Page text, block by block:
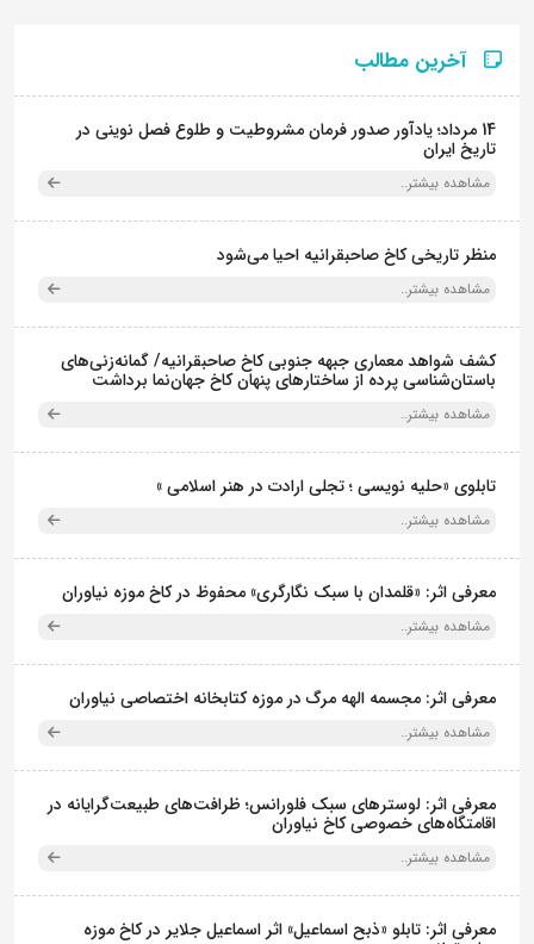
آخرین مطالب
14 مرداد؛ یادآور صدور فرمان مشروطیت و طلوع فصل نوینی در
تاریخ ایران
مشاهده بیشتر..
منظر تاریخی کاخ صاحبقرانیه احیا می‌شود
مشاهده بیشتر..
کشف شواهد معماری جبهه جنوبی کاخ صاحبقرانیه/ گمانه‌زنی‌های
باستان‌شناسی پرده از ساختارهای پنهان کاخ جهان‌نما برداشت
مشاهده بیشتر..
تابلوی «حلیه نویسی ؛ تجلی ارادت در هنر اسلامی »
مشاهده بیشتر..
معرفی اثر: «قلمدان با سبک نگارگری» محفوظ در کاخ موزه نیاوران
مشاهده بیشتر..
معرفی اثر: مجسمه الهه مرگ در موزه کتابخانه اختصاصی نیاوران
مشاهده بیشتر..
معرفی اثر: لوسترهای سبک فلورانس؛ ظرافت‌های طبیعت‌گرایانه در
اقامتگاه‌های خصوصی کاخ نیاوران
مشاهده بیشتر..
معرفی اثر: تابلو «ذبح اسماعیل» اثر اسماعیل جلایر در کاخ موزه